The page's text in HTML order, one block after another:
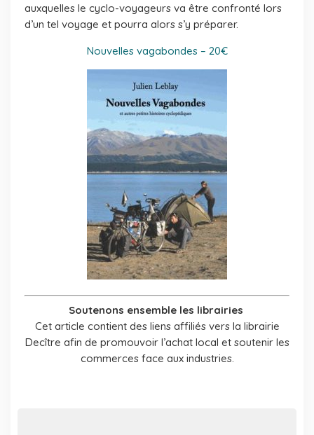
auxquelles le cyclo-voyageurs va être confronté lors
d’un tel voyage et pourra alors s’y préparer.
Nouvelles vagabondes – 20€
Soutenons ensemble les librairies
Cet article contient des liens affiliés vers la librairie
Decître afin de promouvoir l’achat local et soutenir les
commerces face aux industries.